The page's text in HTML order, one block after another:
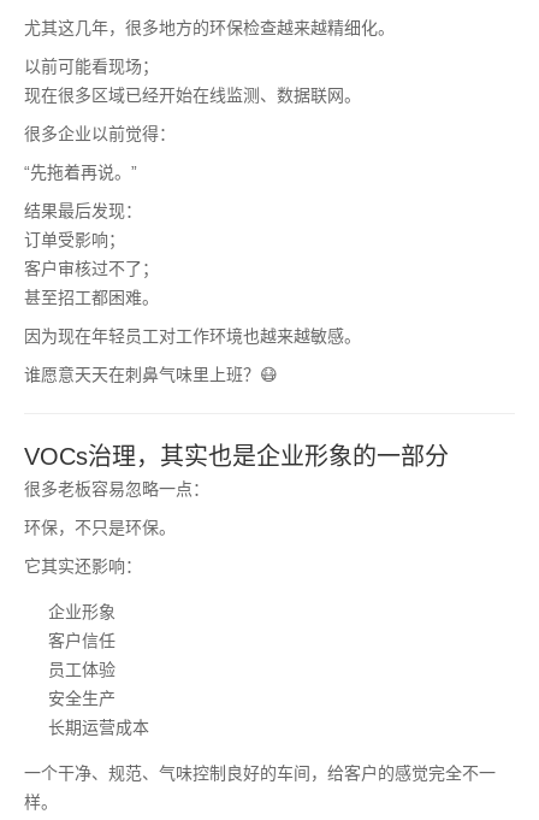
尤其这几年，很多地方的环保检查越来越精细化。
以前可能看现场；
现在很多区域已经开始在线监测、数据联网。
很多企业以前觉得：
“先拖着再说。”
结果最后发现：
订单受影响；
客户审核过不了；
甚至招工都困难。
因为现在年轻员工对工作环境也越来越敏感。
谁愿意天天在刺鼻气味里上班？😷
VOCs治理，其实也是企业形象的一部分
很多老板容易忽略一点：
环保，不只是环保。
它其实还影响：
企业形象
客户信任
员工体验
安全生产
长期运营成本
一个干净、规范、气味控制良好的车间，给客户的感觉完全不一
样。